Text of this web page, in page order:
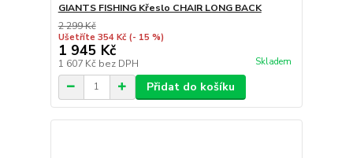
GIANTS FISHING Křeslo CHAIR LONG BACK
2 299 Kč
Ušetříte 354 Kč (- 15 %)
1 945 Kč
1 607 Kč bez DPH Skladem
Přidat do košíku